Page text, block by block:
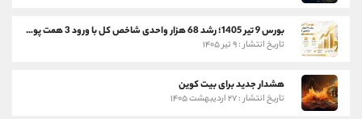
بورس 9 تیر 1405؛ رشد 68 هزار واحدی شاخص کل با ورود 3 همت پول حقیقی
تاریخ انتشار : ۹ تیر ۱۴۰۵
هشدار جدید برای بیت کوین
تاریخ انتشار : ۲۷ اردیبهشت ۱۴۰۵